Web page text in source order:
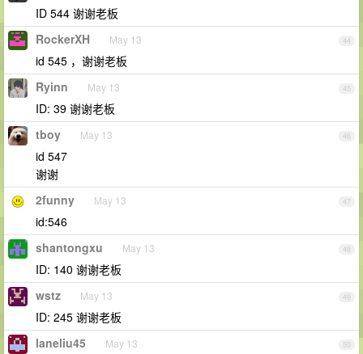
ID 544 谢谢老板
44
RockerXH May 13
id 545 ，谢谢老板
45
Ryinn May 13
ID: 39 谢谢老板
46
tboy May 13
id 547
谢谢
47
2funny May 13
id:546
48
shantongxu May 13
ID: 140 谢谢老板
49
wstz May 13
ID: 245 谢谢老板
50
laneliu45 May 13